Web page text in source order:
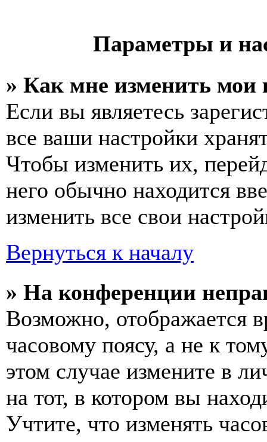
Параметры и
» Как мне изменить мои
Если вы являетесь
все ваши настройки
Чтобы изменить их,
него обычно находится
изменить все свои
Вернуться к началу
» На конференции
Возможно, отображается
часовому поясу, а не к
этом случае измените в
на тот, в котором вы
Учтите, что изменять